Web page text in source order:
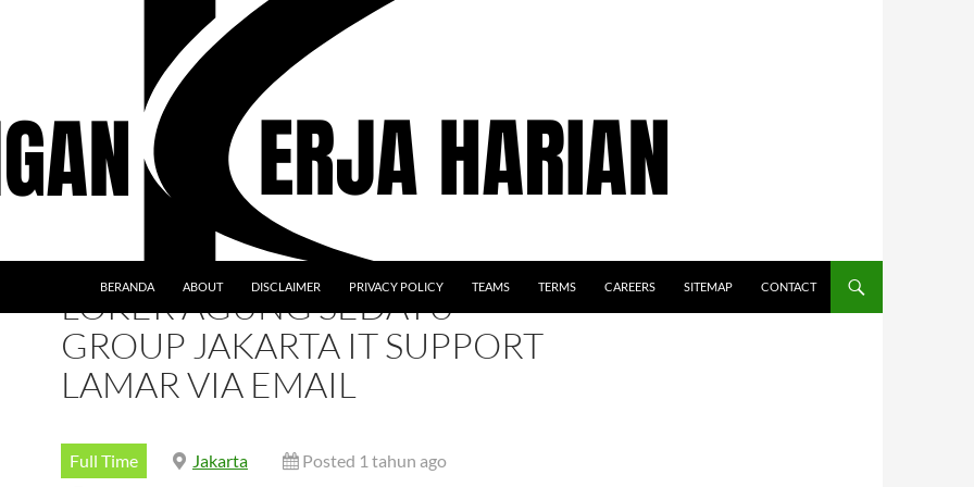
BERANDA ABOUT DISCLAIMER PRIVACY POLICY TEAMS TERMS CAREERS SITEMAP CONTACT
LOKER AGUNG SEDAYU
GROUP JAKARTA IT SUPPORT
LAMAR VIA EMAIL
Full Time Jakarta
Posted 1 tahun ago